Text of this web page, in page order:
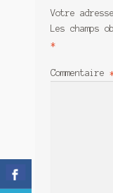
Meurtre en alternance
Meurtre sous couverture
Mon admirateur de l’avent
Sans retour
Votre
Les
*
Commentaire